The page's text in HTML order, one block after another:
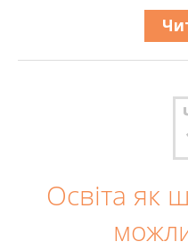
Освіта як